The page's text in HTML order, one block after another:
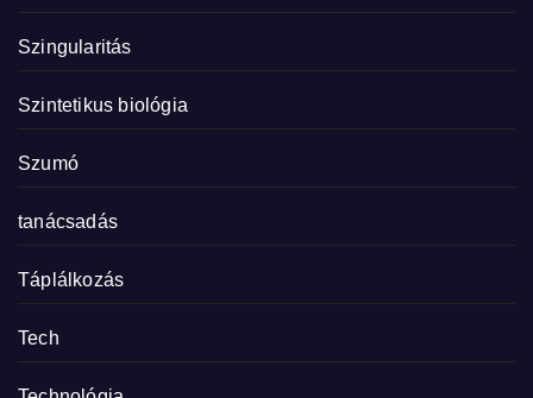
Szingularitás
Szintetikus biológia
Szumó
tanácsadás
Táplálkozás
Tech